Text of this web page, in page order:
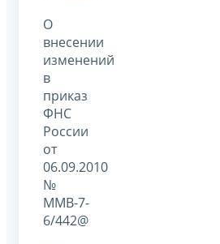
О
внесении
изменений
в
приказ
ФНС
России
от
06.09.2010
№
ММВ-7-
6/442@